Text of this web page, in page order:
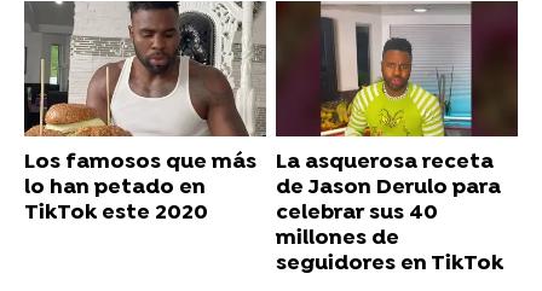
Los famosos que más
lo han petado en
TikTok este 2020
La asquerosa receta
de Jason Derulo para
celebrar sus 40
millones de
seguidores en TikTok